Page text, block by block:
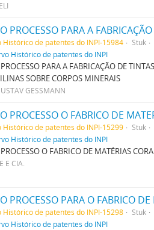
Histórico de patentes do INPI-15984 Stuk
Histórico de patentes do INPI
PARA A FABRICAÇÃO DE
SOBRE CORPOS MINERAIS
GESSMANN
Histórico de patentes do INPI-15299 Stuk
Histórico de patentes do INPI
O FABRICO DE MATÉRIAS
E CIA.
Histórico de patentes do INPI-15298 Stuk
Histórico de patentes do INPI